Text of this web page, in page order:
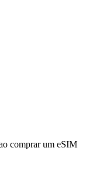
comprar um eSIM